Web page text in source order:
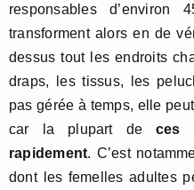
responsables
transforment alors en de
dessus tout les endroits
draps, les tissus, les
pas gérée à temps, elle
car la plupart deces
rapidement. C’est
dont les femelles adultes